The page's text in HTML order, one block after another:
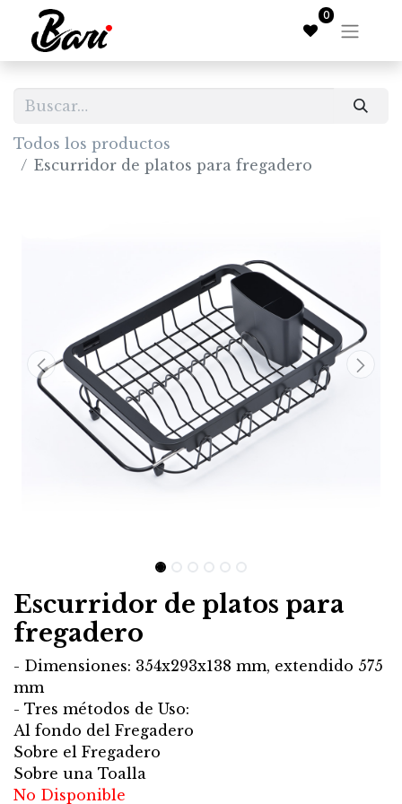
0
Todos los productos
Escurridor de platos para fregadero
Escurridor de platos para
fregadero
- Dimensiones: 354x293x138 mm, extendido 575
mm
- Tres métodos de Uso:
Al fondo del Fregadero
Sobre el Fregadero
Sobre una Toalla
No Disponible